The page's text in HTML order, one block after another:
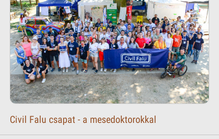
Civil Falu csapat - a mesedoktorokkal